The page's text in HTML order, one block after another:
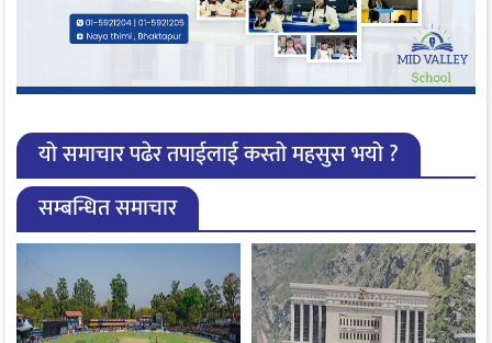
यो समाचार पढेर तपाईलाई कस्तो महसुस भयो ?
सम्बन्धित समाचार